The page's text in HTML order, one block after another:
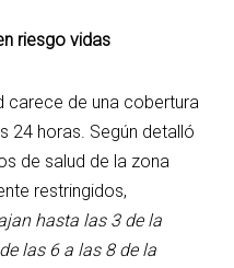
riesgo vidas
carece de una cobertura
24 horas. Según detalló
de salud de la zona
restringidos,
hasta las 3 de la
las 6 a las 8 de la